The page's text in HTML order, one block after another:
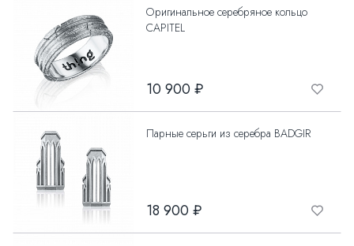
Оригинальное серебряное кольцо
CAPITEL
10 900 ₽
Парные серьги из серебра BADGIR
18 900 ₽